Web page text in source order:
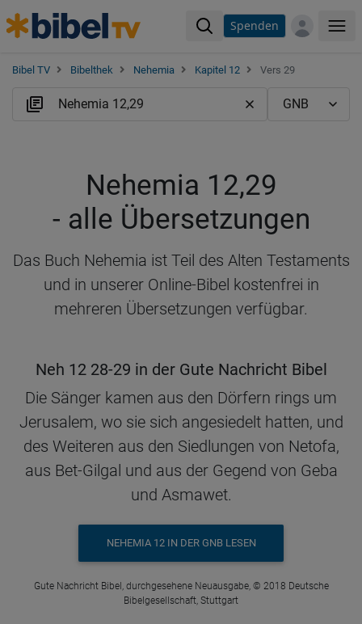
Spenden
Bibel TV Bibelthek Nehemia Kapitel 12 Vers 29
Nehemia 12,29
- alle Übersetzungen
Das Buch Nehemia ist Teil des Alten Testaments
und in unserer Online-Bibel kostenfrei in
mehreren Übersetzungen verfügbar.
Neh 12 28-29 in der Gute Nachricht Bibel
Die Sänger kamen aus den Dörfern rings um
Jerusalem, wo sie sich angesiedelt hatten, und
des Weiteren aus den Siedlungen von Netofa,
aus Bet-Gilgal und aus der Gegend von Geba
und Asmawet.
NEHEMIA 12 IN DER GNB LESEN
Gute Nachricht Bibel, durchgesehene Neuausgabe, © 2018 Deutsche
Bibelgesellschaft, Stuttgart